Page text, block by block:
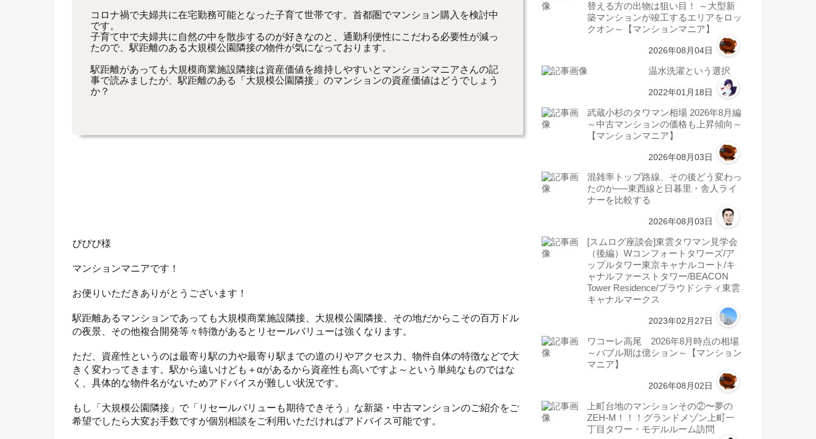
コロナ禍で夫婦共に在宅勤務可能となった子育て世帯です。首都圏でマンション購入を検討中
です。
子育て中で夫婦共に自然の中を散歩するのが好きなのと、通勤利便性にこだわる必要性が減っ
たので、駅距離のある大規模公園隣接の物件が気になっております。
駅距離があっても大規模商業施設隣接は資産価値を維持しやすいとマンションマニアさんの記
事で読みましたが、駅距離のある「大規模公園隣接」のマンションの資産価値はどうでしょう
か？
ぴぴぴ様
マンションマニアです！
お便りいただきありがとうございます！
駅距離あるマンションであっても大規模商業施設隣接、大規模公園隣接、その地だからこその百万ドル
の夜景、その他複合開発等々特徴があるとリセールバリューは強くなります。
ただ、資産性というのは最寄り駅の力や最寄り駅までの道のりやアクセス力、物件自体の特徴などで大
きく変わってきます。駅から遠いけども＋αがあるから資産性も高いですよ～という単純なものではな
く、具体的な物件名がないためアドバイスが難しい状況です。
もし「大規模公園隣接」で「リセールバリューも期待できそう」な新築・中古マンションのご紹介をご
希望でしたら大変お手数ですが個別相談をご利用いただければアドバイス可能です。
替える方の出物は狙い目！ ～大型新
築マンションが竣工するエリアをロッ
クオン～【マンションマニア】
2026年08月04日
温水洗濯という選択
2022年01月18日
武蔵小杉のタワマン相場 2026年8月編
～中古マンションの価格も上昇傾向～
【マンションマニア】
2026年08月03日
混雑率トップ路線、その後どう変わっ
たのか──東西線と日暮里・舎人ライ
ナーを比較する
2026年08月03日
[スムログ座談会]東雲タワマン見学会
（後編）Wコンフォートタワーズ/ア
ップルタワー東京キャナルコート/キ
ャナルファーストタワー/BEACON
Tower Residence/プラウドシティ東雲
キャナルマークス
2023年02月27日
ワコーレ高尾 2026年8月時点の相場
～バブル期は億ション～【マンション
マニア】
2026年08月02日
上町台地のマンションその②〜夢の
ZEH-M！！！グランドメゾン上町一
丁目タワー・モデルルーム訪問